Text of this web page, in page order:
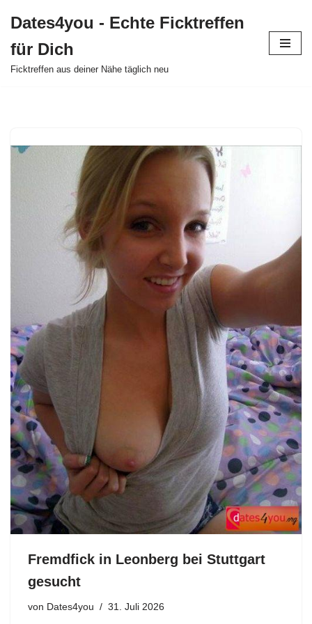
Inhalt
springen
Dates4you - Echte Ficktreffen
für Dich
Ficktreffen aus deiner Nähe täglich neu
Fremdfick in Leonberg bei Stuttgart
gesucht
von Dates4you 31. Juli 2026